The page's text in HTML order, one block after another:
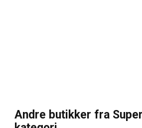
Andre butikker fra